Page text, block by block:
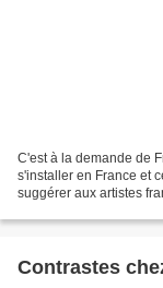
C'est à la demande de
s'installer en France et
suggérer aux artistes
Contrastes